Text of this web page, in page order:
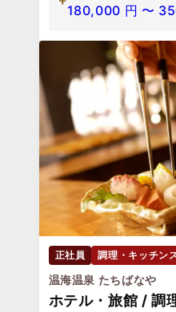
180,000 円 〜
正社員 調理・キッチン
温海温泉 たちばなや
ホテル・旅館 / 調